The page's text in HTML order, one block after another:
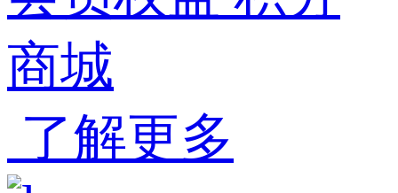
商城
了解更多